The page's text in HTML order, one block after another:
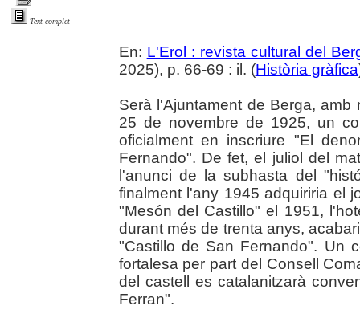
Text complet
En: L'Erol : revista cultural del
2025), p. 66-69 : il. (Història gràfica
Serà l'Ajuntament de Berga,
25 de novembre de 1925, un
oficialment en inscriure "El
Fernando". De fet, el juliol del
l'anunci de la subhasta del
finalment l'any 1945 adquiriria el
"Mesón del Castillo" el 1951,
durant més de trenta anys,
"Castillo de San Fernando". Un
fortalesa per part del Consell
del castell es catalanitzarà
Ferran".